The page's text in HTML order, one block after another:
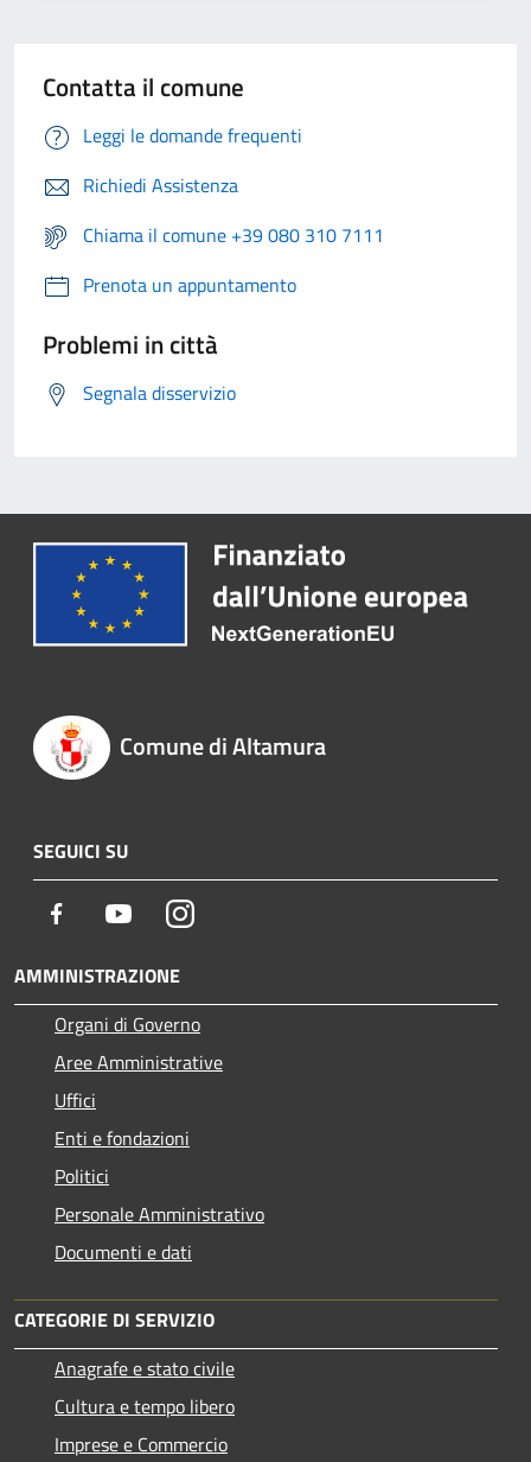
Contatta il comune
Leggi le domande frequenti
Richiedi Assistenza
Chiama il comune +39 080 310 7111
Prenota un appuntamento
Problemi in città
Segnala disservizio
Comune di Altamura
SEGUICI SU
Facebook YoutubeInstagram
AMMINISTRAZIONE
Organi di Governo
Aree Amministrative
Uffici
Enti e fondazioni
Politici
Personale Amministrativo
Documenti e dati
CATEGORIE DI SERVIZIO
Anagrafe e stato civile
Cultura e tempo libero
Imprese e Commercio